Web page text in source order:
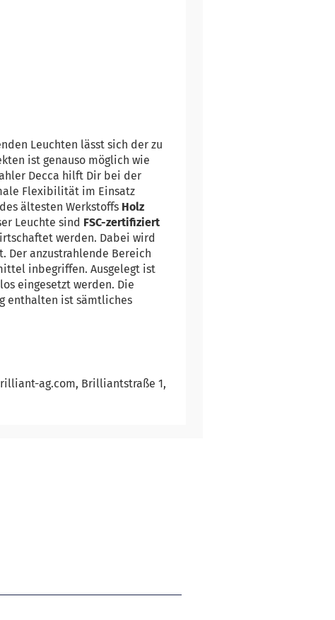
Leuchten lässt sich der zu
ist genauso möglich wie
Decca hilft Dir bei der
Flexibilität im Einsatz
ältesten Werkstoffs Holz
Leuchte sind FSC-zertifiziert
werden. Dabei wird
Der anzustrahlende Bereich
inbegriffen. Ausgelegt ist
eingesetzt werden. Die
enthalten ist sämtliches
ag.com, Brilliantstraße 1,